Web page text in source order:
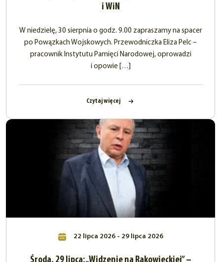
i WiN
W niedzielę, 30 sierpnia o godz. 9.00 zapraszamy na spacer
po Powązkach Wojskowych. Przewodniczka Eliza Pelc –
pracownik Instytutu Pamięci Narodowej, oprowadzi
i opowie […]
Czytaj więcej
22 lipca 2026 - 29 lipca 2026